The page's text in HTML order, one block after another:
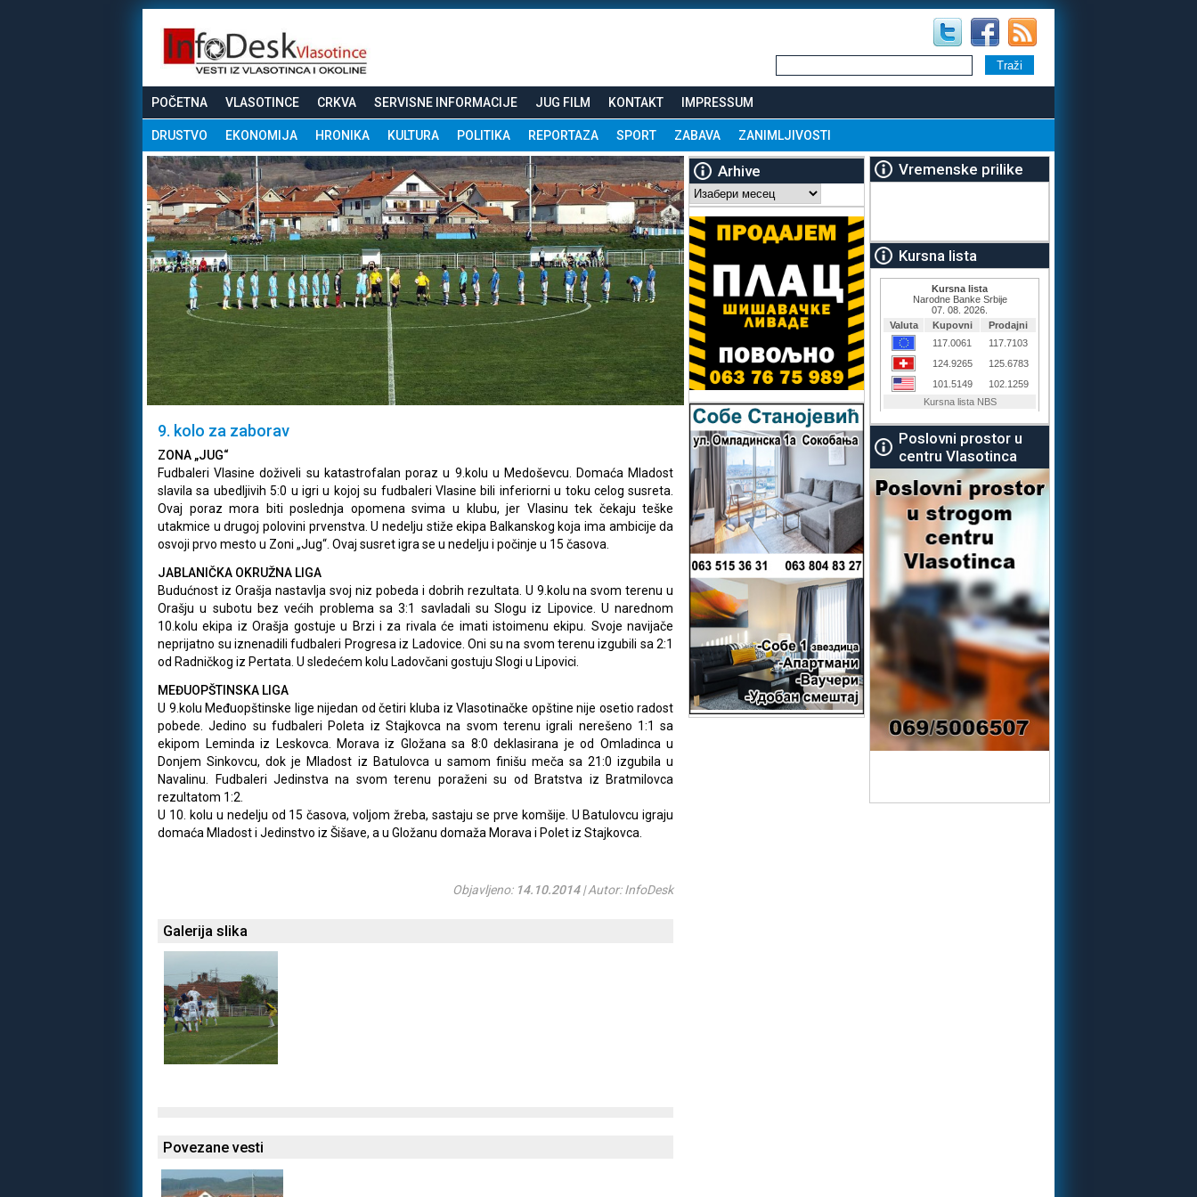
POČETNA VLASOTINCE CRKVA SERVISNE INFORMACIJE JUG FILM KONTAKT IMPRESSUM
DRUSTVO EKONOMIJA HRONIKA KULTURA POLITIKA REPORTAZA SPORT ZABAVA ZANIMLJIVOSTI
9. kolo za zaborav
ZONA „JUG“
Fudbaleri Vlasine doživeli su katastrofalan poraz u 9.kolu u Medoševcu. Domaća Mladost
slavila sa ubedljivih 5:0 u igri u kojoj su fudbaleri Vlasine bili inferiorni u toku celog susreta.
Ovaj poraz mora biti poslednja opomena svima u klubu, jer Vlasinu tek čekaju teške
utakmice u drugoj polovini prvenstva. U nedelju stiže ekipa Balkanskog koja ima ambicije da
osvoji prvo mesto u Zoni „Jug“. Ovaj susret igra se u nedelju i počinje u 15 časova.
JABLANIČKA OKRUŽNA LIGA
Budućnost iz Orašja nastavlja svoj niz pobeda i dobrih rezultata. U 9.kolu na svom terenu u
Orašju u subotu bez većih problema sa 3:1 savladali su Slogu iz Lipovice. U narednom
10.kolu ekipa iz Orašja gostuje u Brzi i za rivala će imati istoimenu ekipu. Svoje navijače
neprijatno su iznenadili fudbaleri Progresa iz Ladovice. Oni su na svom terenu izgubili sa 2:1
od Radničkog iz Pertata. U sledećem kolu Ladovčani gostuju Slogi u Lipovici.
MEĐUOPŠTINSKA LIGA
U 9.kolu Međuopštinske lige nijedan od četiri kluba iz Vlasotinačke opštine nije osetio radost
pobede. Jedino su fudbaleri Poleta iz Stajkovca na svom terenu igrali nerešeno 1:1 sa
ekipom Leminda iz Leskovca. Morava iz Gložana sa 8:0 deklasirana je od Omladinca u
Donjem Sinkovcu, dok je Mladost iz Batulovca u samom finišu meča sa 21:0 izgubila u
Navalinu. Fudbaleri Jedinstva na svom terenu poraženi su od Bratstva iz Bratmilovca
rezultatom 1:2.
U 10. kolu u nedelju od 15 časova, voljom žreba, sastaju se prve komšije. U Batulovcu igraju
domaća Mladost i Jedinstvo iz Šišave, a u Gložanu domaža Morava i Polet iz Stajkovca.
Objavljeno: 14.10.2014| Autor: InfoDesk
Galerija slika
Povezane vesti
Arhive
Arhive
Vremenske prilike
Kursna lista
Poslovni prostor u
centru Vlasotinca